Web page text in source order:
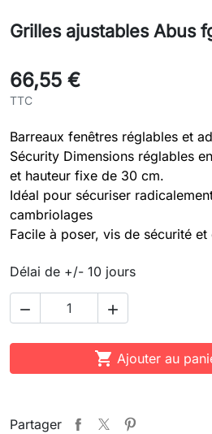
Grilles ajustables Abus
66,55 €
TTC
Barreaux fenêtres réglables et
Sécurity Dimensions réglables
et hauteur fixe de 30 cm.
Idéal pour sécuriser
cambriolages
Facile à poser, vis de sécurité
Délai de +/- 10 jours
 
 Ajouter au
Partager